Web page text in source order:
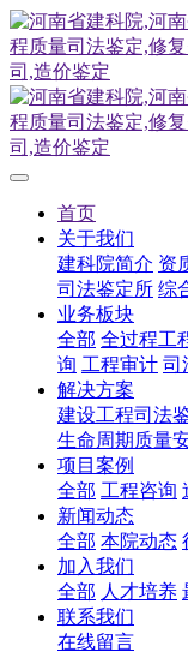
首页
关于我们
建科院简介 资
司法鉴定所 综
业务板块
全部 全过程工
询 工程审计 司
解决方案
建设工程司法
生命周期质量
项目案例
全部 工程咨询
新闻动态
全部 本院动态
加入我们
全部 人才培养
联系我们
在线留言